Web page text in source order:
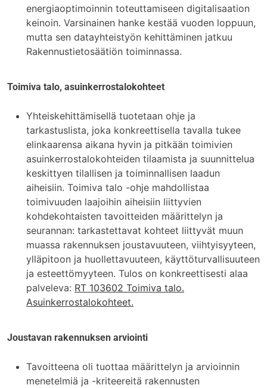
energiaoptimoinnin toteuttamiseen digitalisaation
keinoin. Varsinainen hanke kestää vuoden loppuun,
mutta sen datayhteistyön kehittäminen jatkuu
Rakennustietosäätiön toiminnassa.
Toimiva talo, asuinkerrostalokohteet
Yhteiskehittämisellä tuotetaan ohje ja
tarkastuslista, joka konkreettisella tavalla tukee
elinkaarensa aikana hyvin ja pitkään toimivien
asuinkerrostalokohteiden tilaamista ja suunnittelua
keskittyen tilallisen ja toiminnallisen laadun
aiheisiin. Toimiva talo -ohje mahdollistaa
toimivuuden laajoihin aiheisiin liittyvien
kohdekohtaisten tavoitteiden määrittelyn ja
seurannan: tarkastettavat kohteet liittyvät muun
muassa rakennuksen joustavuuteen, viihtyisyyteen,
ylläpitoon ja huollettavuuteen, käyttöturvallisuuteen
ja esteettömyyteen. Tulos on konkreettisesti alaa
palveleva: RT 103602 Toimiva talo.
Asuinkerrostalokohteet.
Joustavan rakennuksen arviointi
Tavoitteena oli tuottaa määrittelyn ja arvioinnin
menetelmiä ja -kriteereitä rakennusten